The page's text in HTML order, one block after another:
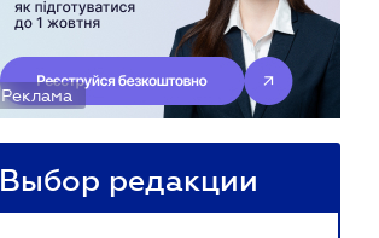
Реклама
Выбор редакции